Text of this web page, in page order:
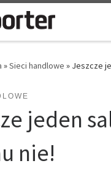
»Sieci handlowe » Jeszcze
jeden
nie!